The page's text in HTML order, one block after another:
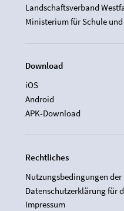
Landschaftsverband
Ministerium für Schule
Download
iOS
Android
APK-Download
Rechtliches
Nutzungsbedingungen der
Datenschutzerklärung für
Impressum